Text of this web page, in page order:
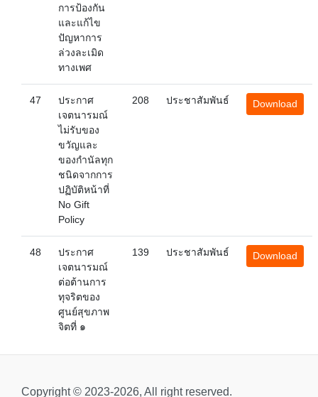
การป้องกัน
และแก้ไข
ปัญหาการ
ล่วงละเมิด
ทางเพศ
47
ประกาศ
เจตนารมณ์
ไม่รับของ
ขวัญและ
ของกำนัลทุก
ชนิดจากการ
ปฏิบัติหน้าที่
No Gift
Policy
208 ประชาสัมพันธ์ Download
48
ประกาศ
เจตนารมณ์
ต่อต้านการ
ทุจริตของ
ศูนย์สุขภาพ
จิตที่ ๑
139 ประชาสัมพันธ์ Download
Copyright © 2023-2026, All right reserved.